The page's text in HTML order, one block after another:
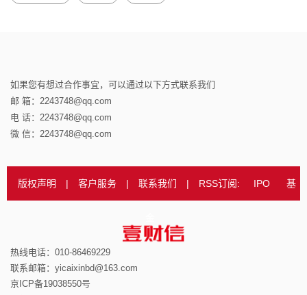
如果您有想过合作事宜，可以通过以下方式联系我们
邮 箱：2243748@qq.com
电 话：2243748@qq.com
微 信：2243748@qq.com
版权声明 | 客户服务 | 联系我们 | RSS订阅: IPO 基
热线电话：010-86469229
联系邮箱：yicaixinbd@163.com
京ICP备19038550号